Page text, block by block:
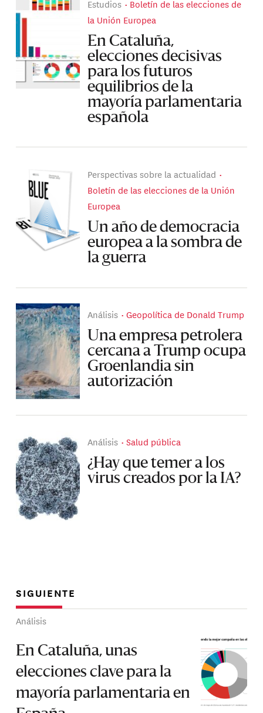
Estudios
Boletín de las elecciones de
la Unión Europea
En Cataluña,
elecciones decisivas
para los futuros
equilibrios de la
mayoría parlamentaria
española
Perspectivas sobre la actualidad
Boletín de las elecciones de la Unión
Europea
Un año de democracia
europea a la sombra de
la guerra
Análisis Geopolítica de Donald Trump
Una empresa petrolera
cercana a Trump ocupa
Groenlandia sin
autorización
Análisis Salud pública
¿Hay que temer a los
virus creados por la IA?
SIGUIENTE
Análisis
En Cataluña, unas
elecciones clave para la
mayoría parlamentaria en